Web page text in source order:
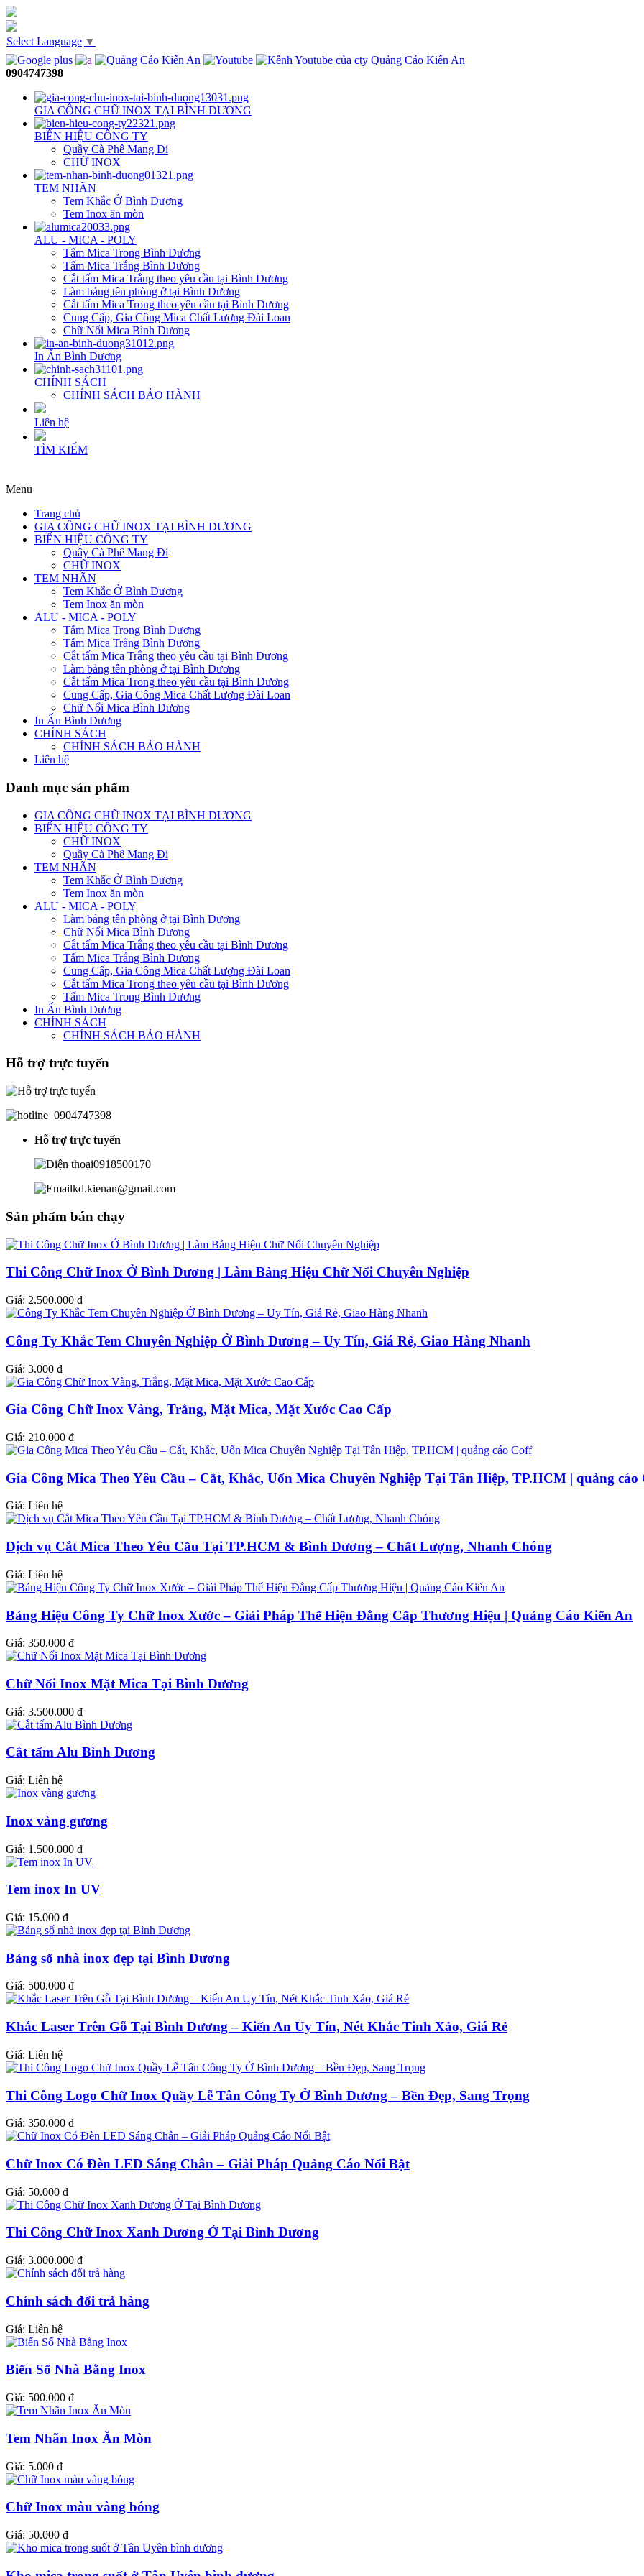
Select Language ▼
0904747398
GIA CÔNG CHỮ INOX TẠI BÌNH DƯƠNG
BIỂN HIỆU CÔNG TY
Quầy Cà Phê Mang Đi
CHỮ INOX
TEM NHÃN
Tem Khắc Ở Bình Dương
Tem Inox ăn mòn
ALU - MICA - POLY
Tấm Mica Trong Bình Dương
Tấm Mica Trắng Bình Dương
Cắt tấm Mica Trắng theo yêu cầu tại Bình Dương
Làm bảng tên phòng ở tại Bình Dương
Cắt tấm Mica Trong theo yêu cầu tại Bình Dương
Cung Cấp, Gia Công Mica Chất Lượng Đài Loan
Chữ Nổi Mica Bình Dương
In Ấn Bình Dương
CHÍNH SÁCH
CHÍNH SÁCH BẢO HÀNH
Liên hệ
TÌM KIẾM
Menu
Trang chủ
GIA CÔNG CHỮ INOX TẠI BÌNH DƯƠNG
BIỂN HIỆU CÔNG TY
Quầy Cà Phê Mang Đi
CHỮ INOX
TEM NHÃN
Tem Khắc Ở Bình Dương
Tem Inox ăn mòn
ALU - MICA - POLY
Tấm Mica Trong Bình Dương
Tấm Mica Trắng Bình Dương
Cắt tấm Mica Trắng theo yêu cầu tại Bình Dương
Làm bảng tên phòng ở tại Bình Dương
Cắt tấm Mica Trong theo yêu cầu tại Bình Dương
Cung Cấp, Gia Công Mica Chất Lượng Đài Loan
Chữ Nổi Mica Bình Dương
In Ấn Bình Dương
CHÍNH SÁCH
CHÍNH SÁCH BẢO HÀNH
Liên hệ
Danh mục sản phẩm
GIA CÔNG CHỮ INOX TẠI BÌNH DƯƠNG
BIỂN HIỆU CÔNG TY
CHỮ INOX
Quầy Cà Phê Mang Đi
TEM NHÃN
Tem Khắc Ở Bình Dương
Tem Inox ăn mòn
ALU - MICA - POLY
Làm bảng tên phòng ở tại Bình Dương
Chữ Nổi Mica Bình Dương
Cắt tấm Mica Trắng theo yêu cầu tại Bình Dương
Tấm Mica Trắng Bình Dương
Cung Cấp, Gia Công Mica Chất Lượng Đài Loan
Cắt tấm Mica Trong theo yêu cầu tại Bình Dương
Tấm Mica Trong Bình Dương
In Ấn Bình Dương
CHÍNH SÁCH
CHÍNH SÁCH BẢO HÀNH
Hỗ trợ trực tuyến
0904747398
Hỗ trợ trực tuyến
0918500170
kd.kienan@gmail.com
Sản phẩm bán chạy
Thi Công Chữ Inox Ở Bình Dương | Làm Bảng Hiệu Chữ Nổi Chuyên Nghiệp
Giá: 2.500.000 đ
Công Ty Khắc Tem Chuyên Nghiệp Ở Bình Dương – Uy Tín, Giá Rẻ, Giao Hàng Nhanh
Giá: 3.000 đ
Gia Công Chữ Inox Vàng, Trắng, Mặt Mica, Mặt Xước Cao Cấp
Giá: 210.000 đ
Gia Công Mica Theo Yêu Cầu – Cắt, Khắc, Uốn Mica Chuyên Nghiệp Tại Tân Hiệp, TP.HCM | quảng cáo
Giá: Liên hệ
Dịch vụ Cắt Mica Theo Yêu Cầu Tại TP.HCM & Bình Dương – Chất Lượng, Nhanh Chóng
Giá: Liên hệ
Bảng Hiệu Công Ty Chữ Inox Xước – Giải Pháp Thể Hiện Đẳng Cấp Thương Hiệu | Quảng Cáo Kiến An
Giá: 350.000 đ
Chữ Nổi Inox Mặt Mica Tại Bình Dương
Giá: 3.500.000 đ
Cắt tấm Alu Bình Dương
Giá: Liên hệ
Inox vàng gương
Giá: 1.500.000 đ
Tem inox In UV
Giá: 15.000 đ
Bảng số nhà inox đẹp tại Bình Dương
Giá: 500.000 đ
Khắc Laser Trên Gỗ Tại Bình Dương – Kiến An Uy Tín, Nét Khắc Tinh Xảo, Giá Rẻ
Giá: Liên hệ
Thi Công Logo Chữ Inox Quầy Lễ Tân Công Ty Ở Bình Dương – Bền Đẹp, Sang Trọng
Giá: 350.000 đ
Chữ Inox Có Đèn LED Sáng Chân – Giải Pháp Quảng Cáo Nổi Bật
Giá: 50.000 đ
Thi Công Chữ Inox Xanh Dương Ở Tại Bình Dương
Giá: 3.000.000 đ
Chính sách đổi trả hàng
Giá: Liên hệ
Biển Số Nhà Bằng Inox
Giá: 500.000 đ
Tem Nhãn Inox Ăn Mòn
Giá: 5.000 đ
Chữ Inox màu vàng bóng
Giá: 50.000 đ